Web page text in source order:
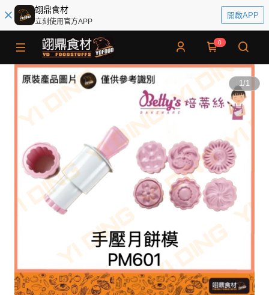
翊鼎食材
立刻使用官方APP
開啟APP
0
1/1